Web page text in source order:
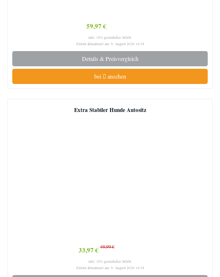
59,97 €
inkl. 19% gesetzlicher MwSt.
Zuletzt aktualisiert am: 9. August 2026 14:38
Details & Preisvergleich
bei ansehen
Extra Stabiler Hunde Autositz
33,97 €49,99 €
inkl. 19% gesetzlicher MwSt.
Zuletzt aktualisiert am: 9. August 2026 14:38